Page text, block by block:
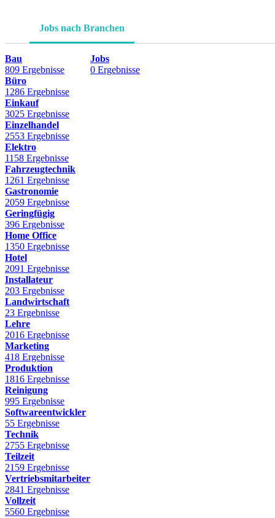
Jobs nach Branchen
Bau
809 Ergebnisse
Büro
1286 Ergebnisse
Einkauf
3025 Ergebnisse
Einzelhandel
2553 Ergebnisse
Elektro
1158 Ergebnisse
Fahrzeugtechnik
1261 Ergebnisse
Gastronomie
2059 Ergebnisse
Geringfügig
396 Ergebnisse
Home Office
1350 Ergebnisse
Hotel
2091 Ergebnisse
Installateur
203 Ergebnisse
Landwirtschaft
23 Ergebnisse
Lehre
2016 Ergebnisse
Marketing
418 Ergebnisse
Produktion
1816 Ergebnisse
Reinigung
995 Ergebnisse
Softwareentwickler
55 Ergebnisse
Technik
2755 Ergebnisse
Teilzeit
2159 Ergebnisse
Vertriebsmitarbeiter
2841 Ergebnisse
Vollzeit
5560 Ergebnisse
Jobs
0 Ergebnisse